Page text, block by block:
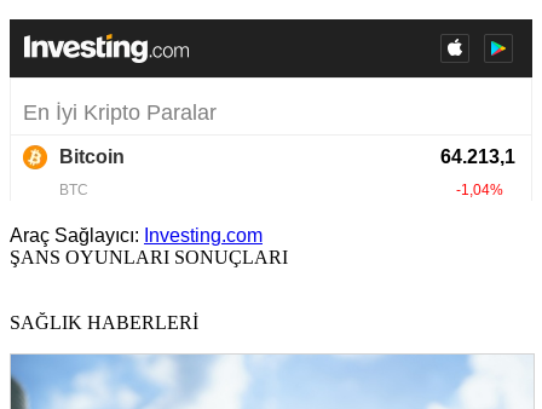
Araç Sağlayıcı: Investing.com
ŞANS OYUNLARI SONUÇLARI
SAĞLIK HABERLERİ